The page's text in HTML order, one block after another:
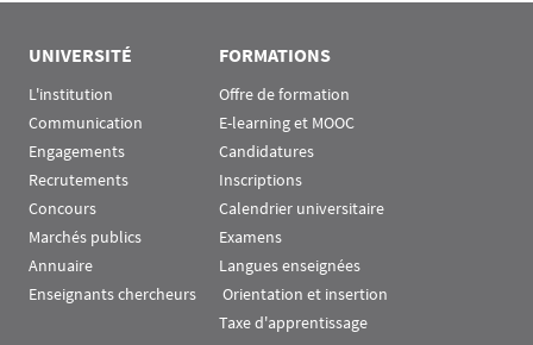
UNIVERSITÉ
L'institution
Communication
Engagements
Recrutements
Concours
Marchés publics
Annuaire
Enseignants chercheurs
FORMATIONS
Offre de formation
E-learning et MOOC
Candidatures
Inscriptions
Calendrier universitaire
Examens
Langues enseignées
Orientation et insertion
Taxe d'apprentissage